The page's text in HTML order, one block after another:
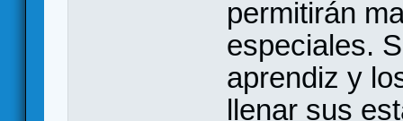
permitirán
especiales.
aprendiz y
llenar sus